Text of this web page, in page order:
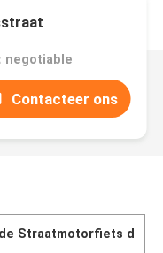
negotiable
Contacteer ons
de Straatmotorfiets d